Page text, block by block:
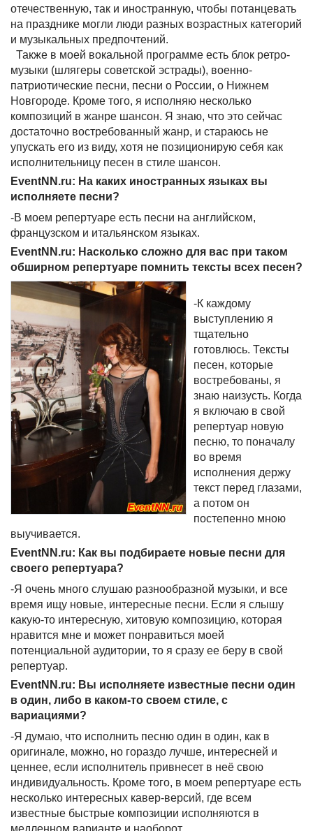
отечественную, так и иностранную, чтобы потанцевать
на празднике могли люди разных возрастных категорий
и музыкальных предпочтений.
Также в моей вокальной программе есть блок ретро-
музыки (шлягеры советской эстрады), военно-
патриотические песни, песни о России, о Нижнем
Новгороде. Кроме того, я исполняю несколько
композиций в жанре шансон. Я знаю, что это сейчас
достаточно востребованный жанр, и стараюсь не
упускать его из виду, хотя не позиционирую себя как
исполнительницу песен в стиле шансон.
EventNN.ru: На каких иностранных языках вы
исполняете песни?
-В моем репертуаре есть песни на английском,
французском и итальянском языках.
EventNN.ru: Насколько сложно для вас при таком
обширном репертуаре помнить тексты всех песен?
-К каждому
выступлению я
тщательно
готовлюсь. Тексты
песен, которые
востребованы, я
знаю наизусть. Когда
я включаю в свой
репертуар новую
песню, то поначалу
во время
исполнения держу
текст перед глазами,
а потом он
постепенно мною
выучивается.
EventNN.ru: Как вы подбираете новые песни для
своего репертуара?
-Я очень много слушаю разнообразной музыки, и все
время ищу новые, интересные песни. Если я слышу
какую-то интересную, хитовую композицию, которая
нравится мне и может понравиться моей
потенциальной аудитории, то я сразу ее беру в свой
репертуар.
EventNN.ru: Вы исполняете известные песни один
в один, либо в каком-то своем стиле, с
вариациями?
-Я думаю, что исполнить песню один в один, как в
оригинале, можно, но гораздо лучше, интересней и
ценнее, если исполнитель привнесет в неё свою
индивидуальность. Кроме того, в моем репертуаре есть
несколько интересных кавер-версий, где всем
известные быстрые композиции исполняются в
медленном варианте и наоборот.